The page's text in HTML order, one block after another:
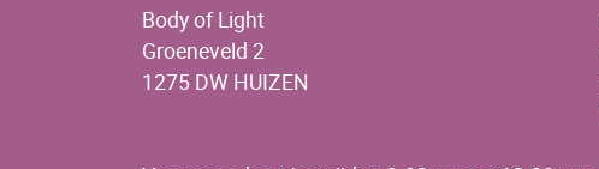
Body of Light
Groeneveld 2
1275 DW HUIZEN